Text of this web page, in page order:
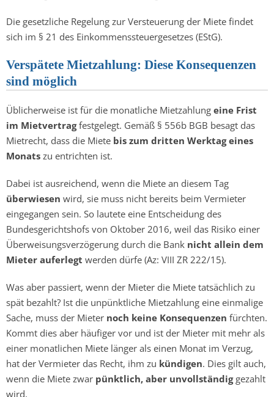
Die gesetzliche Regelung zur Versteuerung der Miete findet
sich im § 21 des Einkommenssteuergesetzes (EStG).
Verspätete Mietzahlung: Diese Konsequenzen
sind möglich
Üblicherweise ist für die monatliche Mietzahlung eine Frist
im Mietvertragfestgelegt. Gemäß § 556b BGB besagt das
Mietrecht, dass die Miete bis zum dritten Werktag eines
Monats zu entrichten ist.
Dabei ist ausreichend, wenn die Miete an diesem Tag
überwiesen wird, sie muss nicht bereits beim Vermieter
eingegangen sein. So lautete eine Entscheidung des
Bundesgerichtshofs von Oktober 2016, weil das Risiko einer
Überweisungsverzögerung durch die Bank nicht allein dem
Mieter auferlegt werden dürfe (Az: VIII ZR 222/15).
Was aber passiert, wenn der Mieter die Miete tatsächlich zu
spät bezahlt? Ist die unpünktliche Mietzahlung eine einmalige
Sache, muss der Mieter noch keine Konsequenzen fürchten.
Kommt dies aber häufiger vor und ist der Mieter mit mehr als
einer monatlichen Miete länger als einen Monat im Verzug,
hat der Vermieter das Recht, ihm zu kündigen. Dies gilt auch,
wenn die Miete zwar pünktlich, aber unvollständiggezahlt
wird.